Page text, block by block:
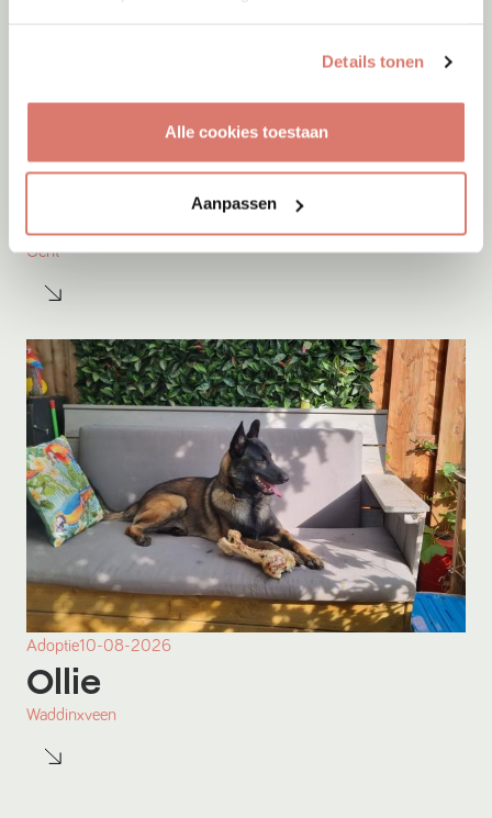
Details tonen
Alle cookies toestaan
Aanpassen
Gent
Adoptie10-08-2026
Ollie
Waddinxveen